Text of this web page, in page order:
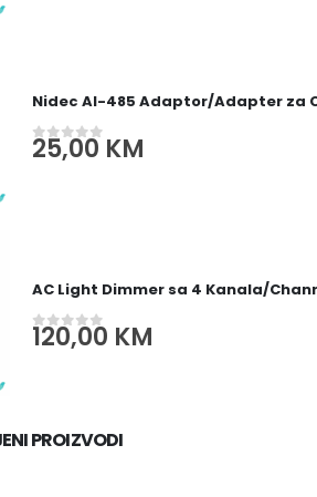
Nidec AI-485 Adaptor/Adapter za
0out of 5
25,00KM
AC Light Dimmer sa 4 Kanala/
out of 5
120,00 KM
PROIZVODI